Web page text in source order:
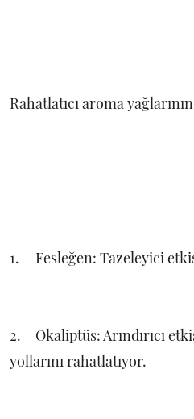
Rahatlatıcı aroma
1. Fesleğen: Tazeleyici
2.
Okaliptüs: Arındırıcı
yollarını rahatlatıyor.